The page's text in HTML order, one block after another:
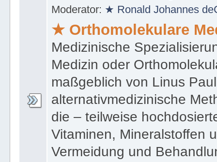
Moderator: ★ Ronald Johannes
★ Orthomolekulare
Medizinische
Medizin oder
maßgeblich von Linus
alternativmedizinische
die – teilweise
Vitaminen, Mineralstoffen
Vermeidung und